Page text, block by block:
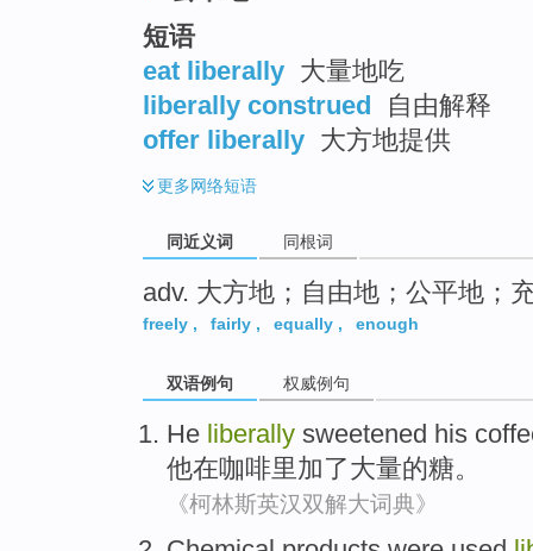
短语
eat liberally 大量地吃
liberally construed
自由解释
offer liberally 大方地提供
更多网络短语
同近义词 同根词
adv. 大方地；自由地；公平地；
freely , fairly , equally , enough
双语例句 权威例句
He liberally sweetened his
他在咖啡里加了大量的糖。
《柯林斯英汉双解大词典》